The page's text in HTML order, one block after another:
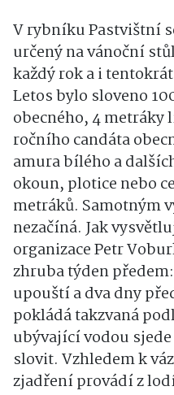
V rybníku Pastvištní
určený na vánoční
každý rok a i
Letos bylo sloveno
obecného, 4 metráky
ročního candáta
amura bílého a
okoun, plotice nebo
metráků. Samotným
nezačíná. Jak
organizace Petr
zhruba týden
upouští a dva dny
pokládá takzvaná
ubývající vodou sjede
slovit. Vzhledem k
zjadření provádí z